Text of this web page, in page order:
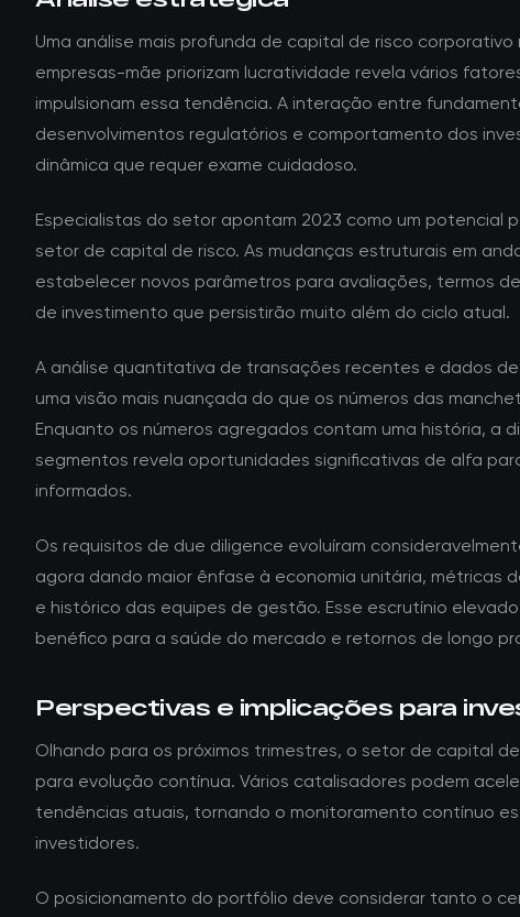
Uma análise mais profunda de capital de risco
empresas-mãe priorizam lucratividade revela vários
impulsionam essa tendência. A interação entre
desenvolvimentos regulatórios e comportamento dos
dinâmica que requer exame cuidadoso.
Especialistas do setor apontam 2023 como um potencial
setor de capital de risco. As mudanças estruturais em
estabelecer novos parâmetros para avaliações, termos
de investimento que persistirão muito além do ciclo atual.
A análise quantitativa de transações recentes e dados
uma visão mais nuançada do que os números das
Enquanto os números agregados contam uma história, a
segmentos revela oportunidades significativas de alfa
informados.
Os requisitos de due diligence evoluíram
agora dando maior ênfase à economia unitária, métricas
e histórico das equipes de gestão. Esse escrutínio
benéfico para a saúde do mercado e retornos de longo
Perspectivas e implicações para
Olhando para os próximos trimestres, o setor de capital
para evolução contínua. Vários catalisadores podem
tendências atuais, tornando o monitoramento contínuo
investidores.
O posicionamento do portfólio deve considerar tanto o